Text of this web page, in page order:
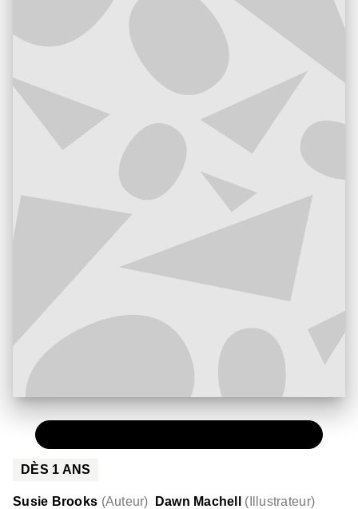
DÈS 1 ANS
Susie Brooks (Auteur) Dawn Machell ( Illustrateur)